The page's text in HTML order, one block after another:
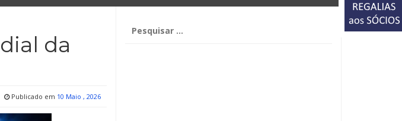
da
Publicado em 10 Maio , 2026
por: